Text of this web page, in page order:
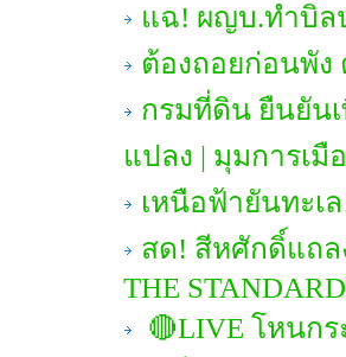
แฉ! ผญบ.ทำบิล
ต้องถอยก่อนพั
กรมที่ดิน ยืนยัน
แปลง | มุมการเมื
เหนือฟ้ายันทะเ
สด! สีหศักดิ์แถล
THE STANDARD
🔴LIVE โหนก